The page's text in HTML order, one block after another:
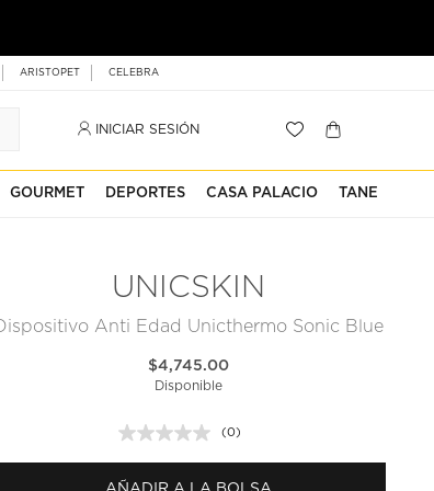
ARISTOPET CELEBRA
INICIAR SESIÓN
GOURMET DEPORTES CASA PALACIO TANE
UNICSKIN
Dispositivo Anti Edad Unicthermo Sonic Blue
$4,745.00
Disponible
Sin
puntuación.
(0)